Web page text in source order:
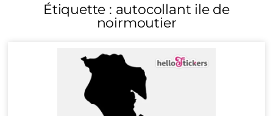
Étiquette : autocollant ile de
noirmoutier